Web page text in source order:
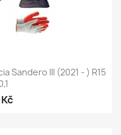
Sandero III (2021 - ) R15